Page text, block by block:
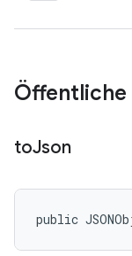
toJson
public